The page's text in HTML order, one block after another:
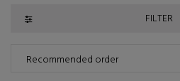
FILTER